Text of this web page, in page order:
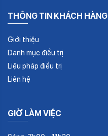
THÔNG TIN KHÁCH HÀNG
Giới thiệu
Danh mục điều trị
Liệu pháp điều trị
Liên hệ
GIỜ LÀM VIỆC